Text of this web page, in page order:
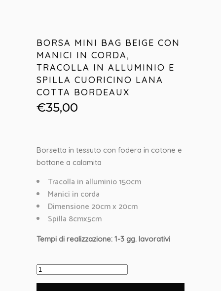
BORSA MINI BAG BEIGE CON
MANICI IN CORDA,
TRACOLLA IN ALLUMINIO E
SPILLA CUORICINO LANA
COTTA BORDEAUX
€35,00
Borsetta in tessuto con fodera in cotone e
bottone a calamita
Tracolla in alluminio 150cm
Manici in corda
Dimensione 20cm x 20cm
Spilla 8cmx5cm
Tempi di realizzazione: 1-3 gg. lavorativi
Borsa
Mini